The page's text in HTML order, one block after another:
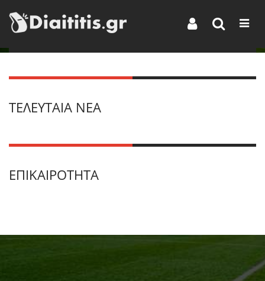
ΤΕΛΕΥΤΑΊΑ ΝΈΑ
ΕΠΙΚΑΙΡΌΤΗΤΑ